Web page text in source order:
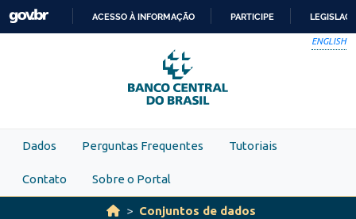
Skip to main content
PARA
O
CONTEÚDO
ACESSO À INFORMAÇÃO PARTICIPE
ENGLISH
Dados Perguntas Frequentes Tutoriais
Contato Sobre o Portal
Conjuntos de dados